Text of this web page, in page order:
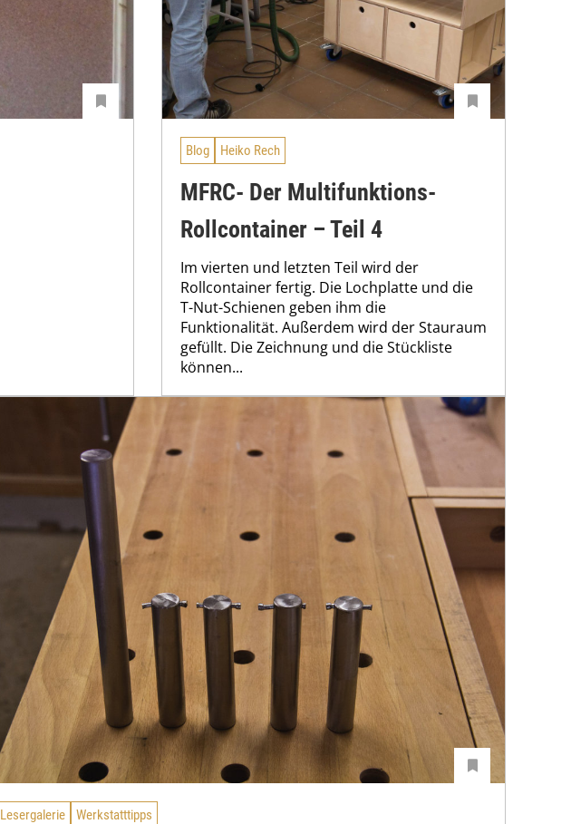
Blog Heiko Rech
MFRC- Der Multifunktions-
Rollcontainer – Teil 4
Im vierten und letzten Teil wird der
Rollcontainer fertig. Die Lochplatte und die
T-Nut-Schienen geben ihm die
Funktionalität. Außerdem wird der Stauraum
gefüllt. Die Zeichnung und die Stückliste
können...
Lesergalerie Werkstatttipps